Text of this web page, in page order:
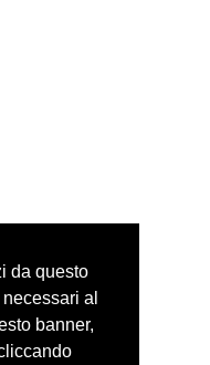
da questo
al
banner,
- 2026